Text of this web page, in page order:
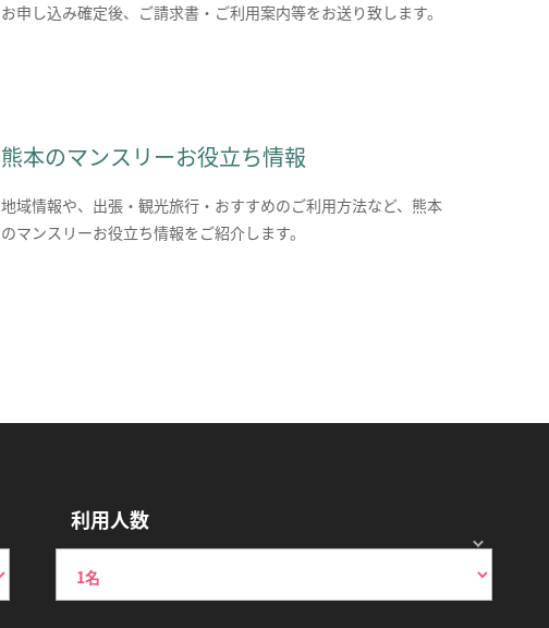
お申し込み確定後、ご請求書・ご利用案内等をお送り致します。
熊本のマンスリーお役立ち情報
地域情報や、出張・観光旅行・おすすめのご利用方法など、熊本
のマンスリーお役立ち情報をご紹介します。
利用人数